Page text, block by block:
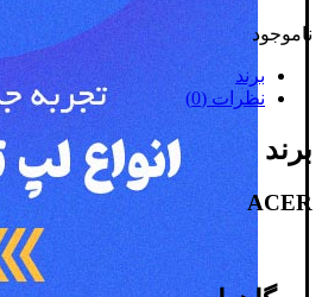
ناموجود
برند
نظرات (0)
برند
ACER